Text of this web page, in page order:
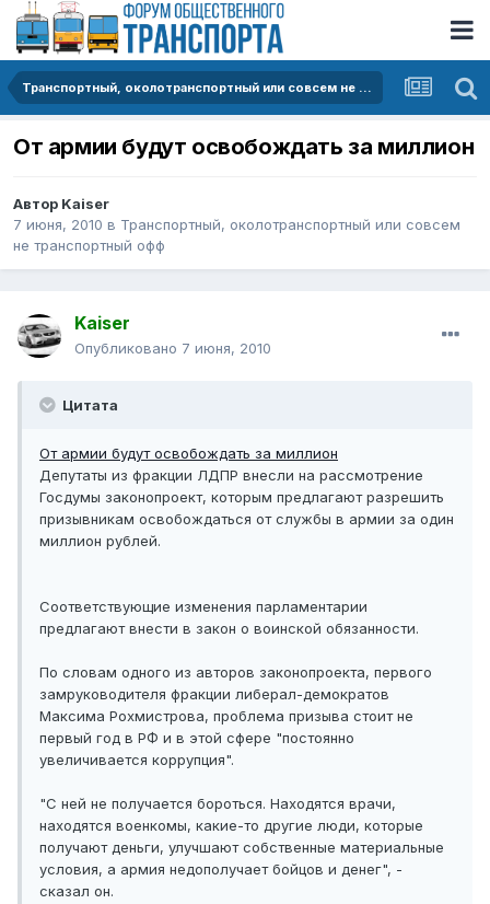
Транспортный, околотранспортный или совсем не транспортный офф
От армии будут освобождать за миллион
Автор Kaiser
7 июня, 2010 в Транспортный, околотранспортный или совсем
не транспортный офф
Kaiser
Опубликовано 7 июня, 2010
Цитата
От армии будут освобождать за миллион
Депутаты из фракции ЛДПР внесли на рассмотрение
Госдумы законопроект, которым предлагают разрешить
призывникам освобождаться от службы в армии за один
миллион рублей.
Соответствующие изменения парламентарии
предлагают внести в закон о воинской обязанности.
По словам одного из авторов законопроекта, первого
замруководителя фракции либерал-демократов
Максима Рохмистрова, проблема призыва стоит не
первый год в РФ и в этой сфере "постоянно
увеличивается коррупция".
"С ней не получается бороться. Находятся врачи,
находятся военкомы, какие-то другие люди, которые
получают деньги, улучшают собственные материальные
условия, а армия недополучает бойцов и денег", -
сказал он.